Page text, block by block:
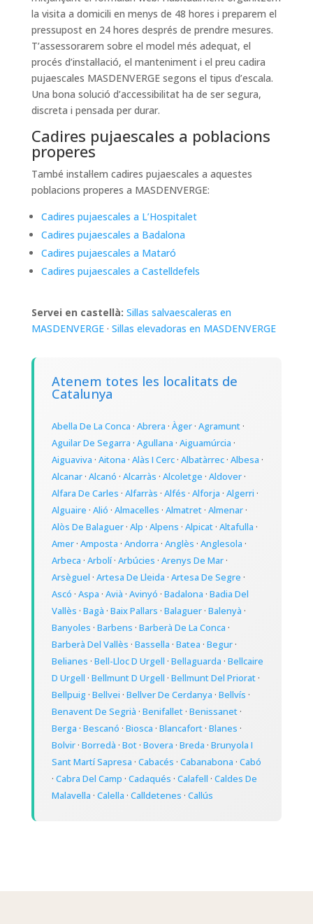
la visita a domicili en menys de 48 hores i preparem el
pressupost en 24 hores després de prendre mesures.
T’assessorarem sobre el model més adequat, el
procés d’instal·lació, el manteniment i el preu cadira
pujaescales MASDENVERGE segons el tipus d’escala.
Una bona solució d’accessibilitat ha de ser segura,
discreta i pensada per durar.
Cadires pujaescales a poblacions
properes
També instal·lem cadires pujaescales a aquestes
poblacions properes a MASDENVERGE:
Cadires pujaescales a L’Hospitalet
Cadires pujaescales a Badalona
Cadires pujaescales a Mataró
Cadires pujaescales a Castelldefels
Servei en castellà: Sillas salvaescaleras en
MASDENVERGE· Sillas elevadoras en MASDENVERGE
Atenem totes les localitats de
Catalunya
Abella De La Conca · Abrera · Àger· Agramunt·
Aguilar De Segarra · Agullana · Aiguamúrcia ·
Aiguaviva · Aitona · Alàs I Cerc· Albatàrrec· Albesa ·
Alcanar· Alcanó · Alcarràs · Alcoletge · Aldover·
Alfara De Carles · Alfarràs · Alfés · Alforja · Algerri ·
Alguaire · Alió · Almacelles · Almatret· Almenar·
Alòs De Balaguer· Alp · Alpens · Alpicat· Altafulla ·
Amer· Amposta · Andorra · Anglès · Anglesola ·
Arbeca · Arbolí· Arbúcies · Arenys De Mar·
Arsèguel · Artesa De Lleida · Artesa De Segre ·
Ascó · Aspa · Avià · Avinyó · Badalona · Badia Del
Vallès · Bagà · Baix Pallars · Balaguer· Balenyà ·
Banyoles · Barbens · Barberà De La Conca ·
Barberà Del Vallès · Bassella · Batea · Begur·
Belianes · Bell-Lloc D Urgell · Bellaguarda · Bellcaire
D Urgell · Bellmunt D Urgell · Bellmunt Del Priorat·
Bellpuig· Bellvei · Bellver De Cerdanya · Bellvís ·
Benavent De Segrià · Benifallet· Benissanet·
Berga · Bescanó · Biosca · Blancafort· Blanes ·
Bolvir· Borredà · Bot· Bovera · Breda · Brunyola I
Sant Martí Sapresa · Cabacés · Cabanabona · Cabó
· Cabra Del Camp · Cadaqués · Calafell · Caldes De
Malavella · Calella · Calldetenes · Callús